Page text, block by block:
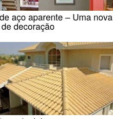
aço aparente – Uma nova
decoração